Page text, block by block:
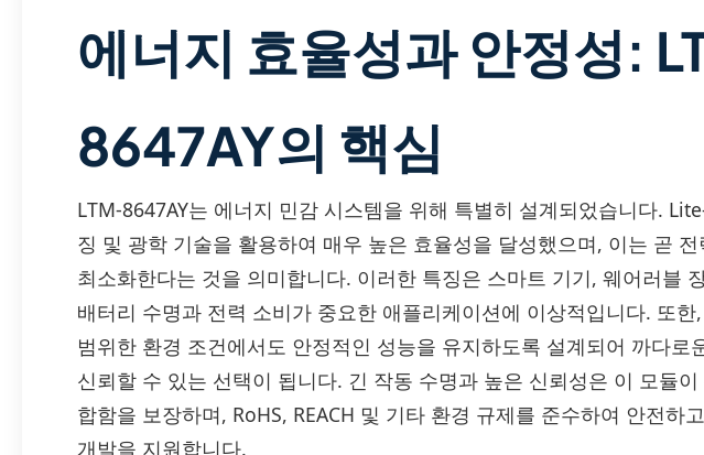
에너지 효율성과 안정성:
8647AY의 핵심
LTM-8647AY는 에너지 민감 시스템을 위해 특별히 설계되었습니다.
징 및 광학 기술을 활용하여 매우 높은 효율성을 달성했으며, 이는 곧
최소화한다는 것을 의미합니다. 이러한 특징은 스마트 기기, 웨어러블
배터리 수명과 전력 소비가 중요한 애플리케이션에 이상적입니다. 또한
범위한 환경 조건에서도 안정적인 성능을 유지하도록 설계되어 까다로
신뢰할 수 있는 선택이 됩니다. 긴 작동 수명과 높은 신뢰성은 이 모듈
합함을 보장하며, RoHS, REACH 및 기타 환경 규제를 준수하여 안전하
개발을 지원합니다.